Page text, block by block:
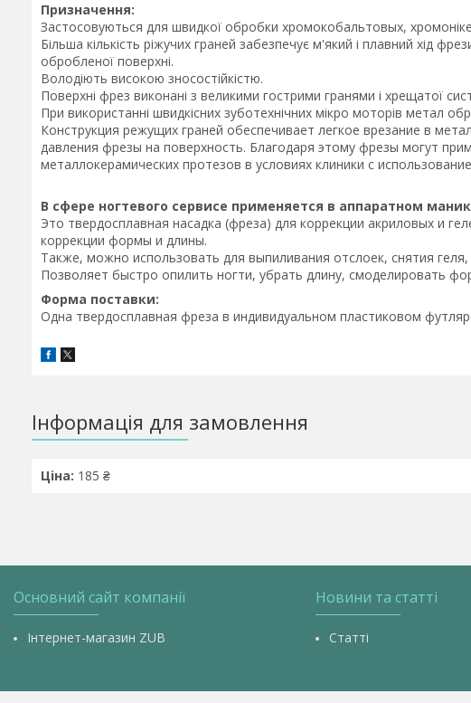
Призначення:
Застосовуються для швидкої обробки хромокобальтовых,
Більша кількість ріжучих граней забезпечує м'який і плавний хід
обробленої поверхні.
Володіють високою зносостійкістю.
Поверхні фрез виконані з великими гострими гранями і хрещатої
При використанні швидкісних зуботехнічних мікро моторів метал
Конструкция режущих граней обеспечивает легкое врезание в
давления фрезы на поверхность. Благодаря этому фрезы могут
металлокерамических протезов в условиях клиники с
В сфере ногтевого сервисе применяется в аппаратном
Это твердосплавная насадка (фреза) для коррекции акриловых и
коррекции формы и длины.
Также, можно использовать для выпиливания отслоек, снятия геля,
Позволяет быстро опилить ногти, убрать длину, смоделировать
Форма поставки:
Одна твердосплавная фреза в индивидуальном пластиковом
Інформація для замовлення
Ціна: 185 ₴
Основний сайт компанії
Інтернет-магазин ZUB
Новини та статті
Статті